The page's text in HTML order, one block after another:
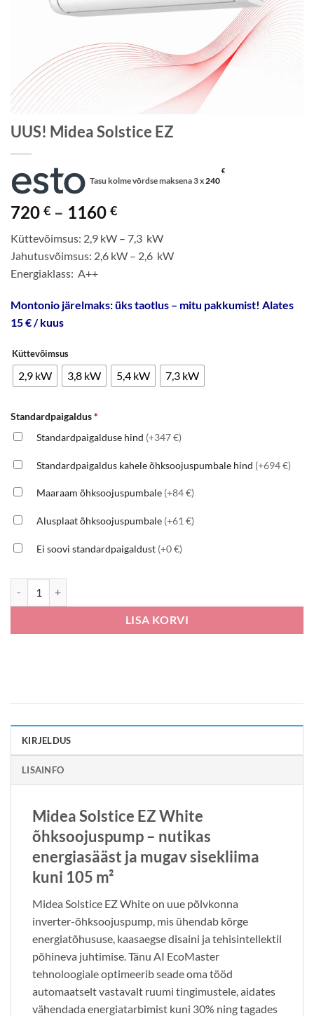
UUS! Midea Solstice EZ
Tasu kolme võrdse maksena 3 x 240
€
720 € – 1160 €Price
720 €
through
Küttevõimsus: 2,9 kW – 7,3 kW
Jahutusvõimsus: 2,6 kW – 2,6 kW
Energiaklass: A++
Montonio järelmaks: üks taotlus – mitu pakkumist! Alates
15 € / kuus
Küttevõimsus
2,9 kW 3,8 kW 5,4 kW 7,3 kW
Standardpaigaldus*
Standardpaigalduse hind (+347 €)
Standardpaigaldus kahele õhksoojuspumbale hind (+694 €)
Maaraam õhksoojuspumbale (+84 €)
Alusplaat õhksoojuspumbale (+61 €)
Ei soovi standardpaigaldust (+0 €)
LISA KORVI
KIRJELDUS
LISAINFO
Midea Solstice EZ White
õhksoojuspump – nutikas
energiasääst ja mugav sisekliima
kuni 105 m²
Midea Solstice EZ White on uue põlvkonna
inverter-õhksoojuspump, mis ühendab kõrge
energiatõhususe, kaasaegse disaini ja tehisintellektil
põhineva juhtimise. Tänu AI EcoMaster
tehnoloogiale optimeerib seade oma tööd
automaatselt vastavalt ruumi tingimustele, aidates
vähendada energiatarbimist kuni 30% ning tagades